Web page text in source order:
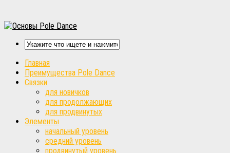
Главная
Преимущества Pole Dance
Связки
для новичков
для продолжающих
для продвинутых
Элементы
начальный уровень
средний уровень
продвинутый уровень